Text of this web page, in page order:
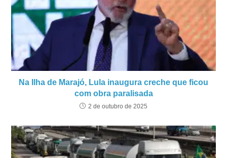
Na Ilha de Marajó, Lula inaugura creche que ficou
com obra paralisada
2 de outubro de 2025